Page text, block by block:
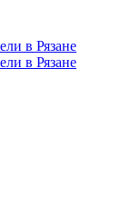
в Рязане
в Рязане